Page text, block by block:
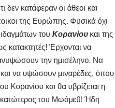
κατάφεραν οι άθεοι και
της Ευρώπης. Φυσικά όχι
του Κορανίου και της
κατακτητές! Έρχονται να
ανυψώσουν την ημισέληνο. Να
να υψώσουν μιναρέδες, όπου
Κορανίου και θα υβρίζεται η
κατώτερος του Μωάμεθ! Ήδη